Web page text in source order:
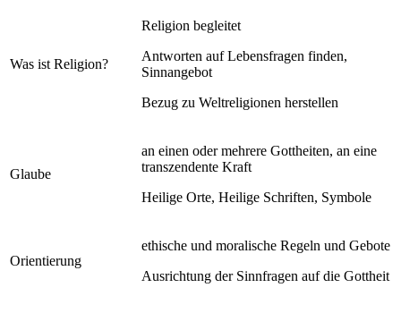
Was ist Religion?
Religion begleitet
Antworten auf Lebensfragen finden,
Sinnangebot
Bezug zu Weltreligionen herstellen
Glaube
an einen oder mehrere Gottheiten, an eine
transzendente Kraft
Heilige Orte, Heilige Schriften, Symbole
Orientierung
ethische und moralische Regeln und Gebote
Ausrichtung der Sinnfragen auf die Gottheit